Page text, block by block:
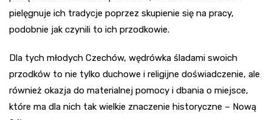
pielęgnuje ich tradycje poprzez skupienie się na pracy,
podobnie jak czynili to ich przodkowie.
Dla tych młodych Czechów, wędrówka śladami swoich
przodków to nie tylko duchowe i religijne doświadczenie, ale
również okazja do materialnej pomocy i dbania o miejsce,
które ma dla nich tak wielkie znaczenie historyczne – Nową